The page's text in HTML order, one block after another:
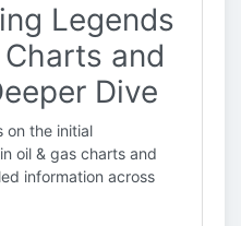
Legends
and
Dive
on the initial
oil & gas charts and
information across